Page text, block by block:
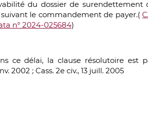
du dossier de
le commandement de payer.(
n° 2024-025684)
ce délai, la clause résolutoire est
2002 ; Cass. 2e civ., 13 juill. 2005